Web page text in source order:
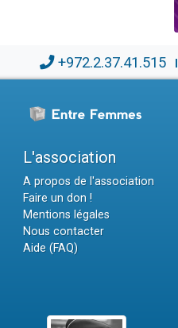
+972.2.37.41.515
L'association
A propos de l'association
Faire un don !
Mentions légales
Nous contacter
Aide (FAQ)